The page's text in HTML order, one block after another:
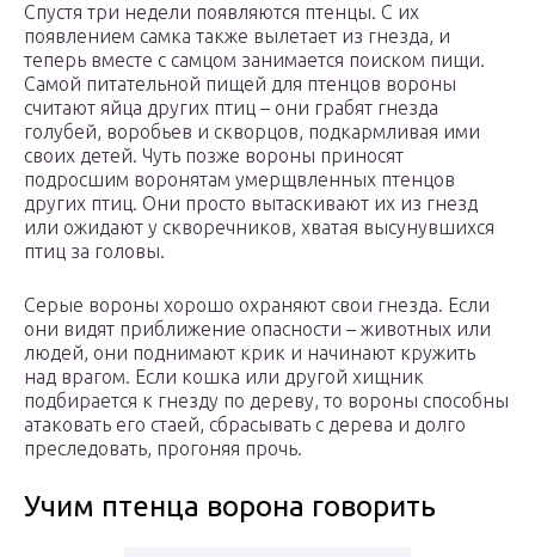
Спустя три недели появляются птенцы. С их
появлением самка также вылетает из гнезда, и
теперь вместе с самцом занимается поиском пищи.
Самой питательной пищей для птенцов вороны
считают яйца других птиц – они грабят гнезда
голубей, воробьев и скворцов, подкармливая ими
своих детей. Чуть позже вороны приносят
подросшим воронятам умерщвленных птенцов
других птиц. Они просто вытаскивают их из гнезд
или ожидают у скворечников, хватая высунувшихся
птиц за головы.
Серые вороны хорошо охраняют свои гнезда. Если
они видят приближение опасности – животных или
людей, они поднимают крик и начинают кружить
над врагом. Если кошка или другой хищник
подбирается к гнезду по дереву, то вороны способны
атаковать его стаей, сбрасывать с дерева и долго
преследовать, прогоняя прочь.
Учим птенца ворона говорить